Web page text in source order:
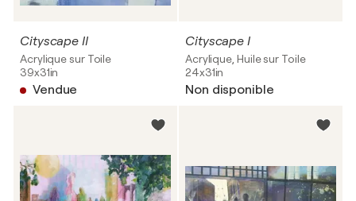
Cityscape II
Acrylique sur Toile
39x31in
Vendue
Cityscape I
Acrylique, Huile sur Toile
24x31in
Non disponible